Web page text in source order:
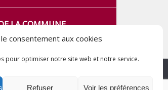
consentement aux cookies
pour optimiser notre site web et notre service.
Refuser Voir les préférences
LA COMMUNE